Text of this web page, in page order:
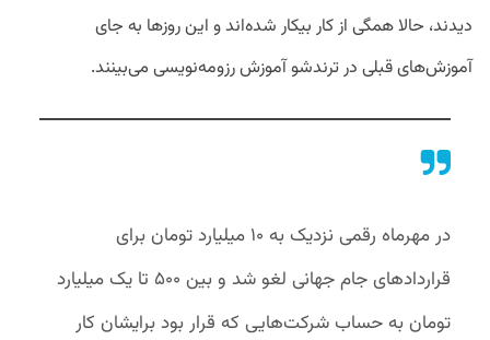
دیدند، حالا همگی از کار بیکار شده‌اند و این روزها به جای
آموزش‌های قبلی در ترندشو آموزش رزومه‌نویسی می‌بینند.
در مهرماه رقمی نزدیک به ۱۰ میلیارد تومان برای
قراردادهای جام جهانی لغو شد و بین ۵۰۰ تا یک میلیارد
تومان به حساب شرکت‌هایی که قرار بود برایشان کار